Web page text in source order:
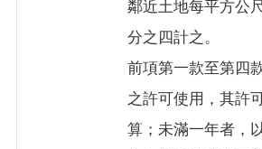
鄰近土地每平方公
分之四計之。
前項第一款至第四
之許可使用，其許
算；未滿一年者，